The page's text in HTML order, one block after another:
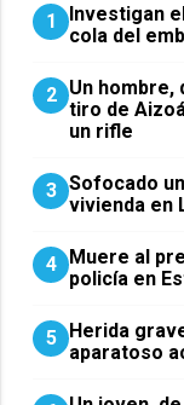
1
Investigan
cola del
2 Un hombre,
tiro de
un rifle
3 Sofocado
vivienda en
4 Muere al
policía en
5 Herida
aparatoso